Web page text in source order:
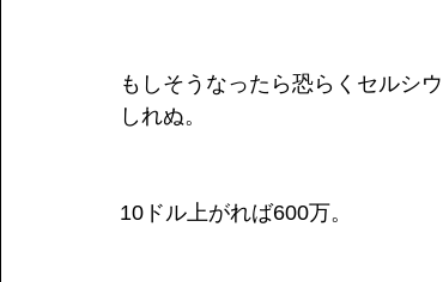
もしそうなったら恐らくセルシ
しれぬ。
10ドル上がれば600万。